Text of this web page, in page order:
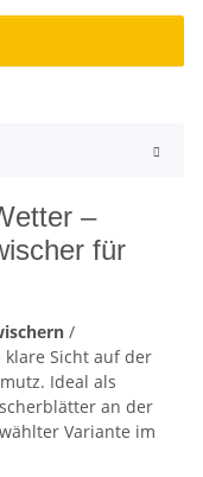
–
für
/
Sicht auf der
Ideal als
an der
Variante im